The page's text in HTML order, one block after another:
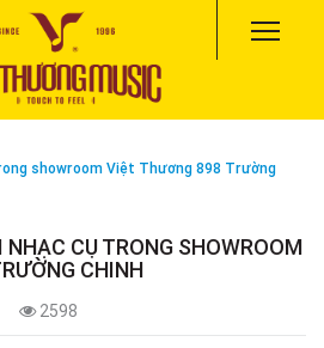
showroom Việt Thương 898 Trường
CỤ TRONG SHOWROOM
CHINH
2598